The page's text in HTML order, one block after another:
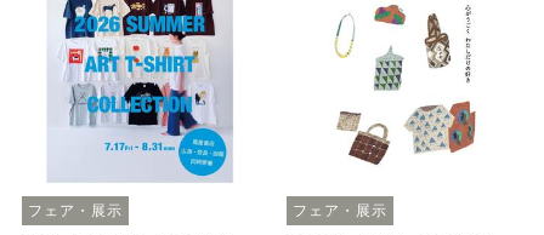
フェア・展示 フェア・展示